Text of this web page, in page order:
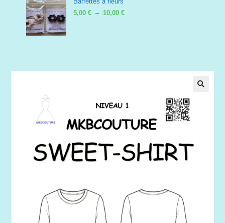
à
5,00€ – 10,00€Plage